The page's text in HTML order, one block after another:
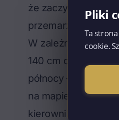
że zaczyna pękać.
przemarzania.
W zależności od
140 cm od
północy – mniej.
na mapie stref
kierownik budowy.
Pliki
Ta
cookie.